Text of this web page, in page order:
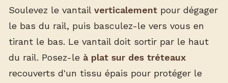
Soulevez le vantail verticalement pour dégager
le bas du rail, puis basculez-le vers vous en
tirant le bas. Le vantail doit sortir par le haut
du rail. Posez-le à plat sur des tréteaux
recouverts d'un tissu épais pour protéger le